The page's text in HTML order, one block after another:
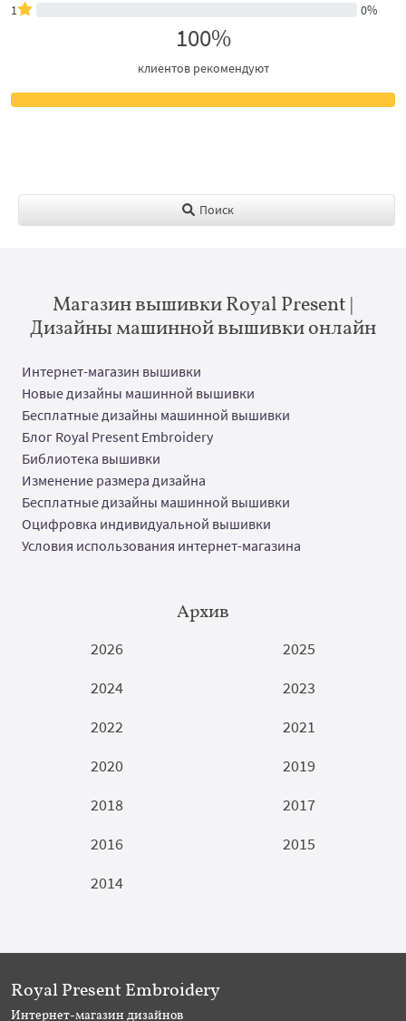
1
0%
100%
клиентов рекомендуют
Поиск
Магазин вышивки Royal Present |
Дизайны машинной вышивки онлайн
Интернет-магазин вышивки
Новые дизайны машинной вышивки
Бесплатные дизайны машинной вышивки
Блог Royal Present Embroidery
Библиотека вышивки
Изменение размера дизайна
Бесплатные дизайны машинной вышивки
Оцифровка индивидуальной вышивки
Условия использования интернет-магазина
Архив
2026
2025
2024
2023
2022
2021
2020
2019
2018
2017
2016
2015
2014
Royal Present Embroidery
Интернет-магазин дизайнов